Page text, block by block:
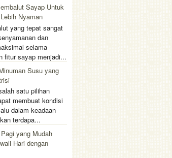
Sayap Untuk
Nyaman
yang tepat sangat
dan
selama
fitur sayap menjadi...
Susu yang
satu pilihan
membuat kondisi
dalam keadaan
terdapa...
yang Mudah
Hari dengan